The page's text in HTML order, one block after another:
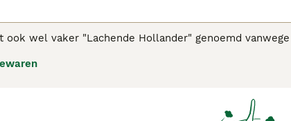
ook wel vaker "Lachende Hollander" genoemd
weelderige, dichte, dubbele vacht die hen een